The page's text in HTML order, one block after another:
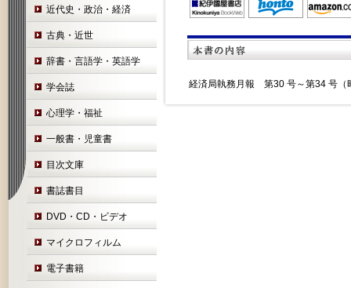
近代史・政治・経済
古典・近世
辞書・言語学・英語学
学会誌
心理学・福祉
一般書・児童書
目次文庫
書誌書目
DVD・CD・ビデオ
マイクロフィルム
電子書籍
経済局執務月報 第30 号～第34 号（